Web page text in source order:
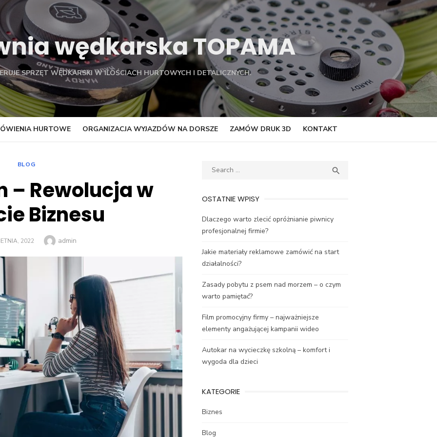
wędkarska TOPAMA
SPRZĘT WĘDKARSKI W ILOŚCIACH HURTOWYCH I DETALICZNYCH.
HURTOWE ORGANIZACJA WYJAZDÓW NA DORSZE ZAMÓW DRUK 3D KONTAKT
BLOG
– Rewolucja w
Biznesu
2022 Author
admin
Search

OSTATNIE WPISY
Dlaczego warto zlecić opróżnianie piwnicy
profesjonalnej firmie?
Jakie materiały reklamowe zamówić na start
działalności?
Zasady pobytu z psem nad morzem – o czym
warto pamiętać?
Film promocyjny firmy – najważniejsze
elementy angażującej kampanii wideo
Autokar na wycieczkę szkolną – komfort i
wygoda dla dzieci
KATEGORIE
Biznes
Blog